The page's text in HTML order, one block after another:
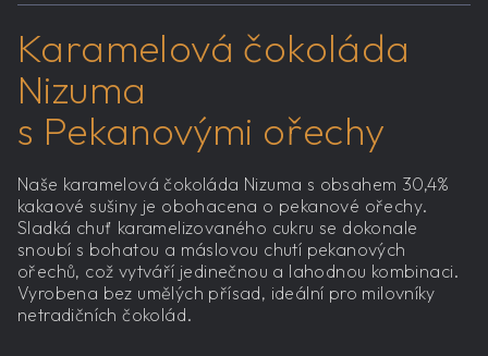
Karamelová čokoláda
Nizuma
s Pekanovými ořechy
Naše karamelová čokoláda Nizuma s obsahem 30,4%
kakaové sušiny je obohacena o pekanové ořechy.
Sladká chuť karamelizovaného cukru se dokonale
snoubí s bohatou a máslovou chutí pekanových
ořechů, což vytváří jedinečnou a lahodnou kombinaci.
Vyrobena bez umělých přísad, ideální pro milovníky
netradičních čokolád.